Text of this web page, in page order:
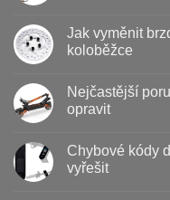
textu
s
koloběžky
kdy
jak
prodloužit
životnost
Jak vyměnit
koloběžce
u
textu
s
vyměnit
brzdové
destičky
Nejčastější
opravit
u
textu
s
Chybové kódy
vyřešit